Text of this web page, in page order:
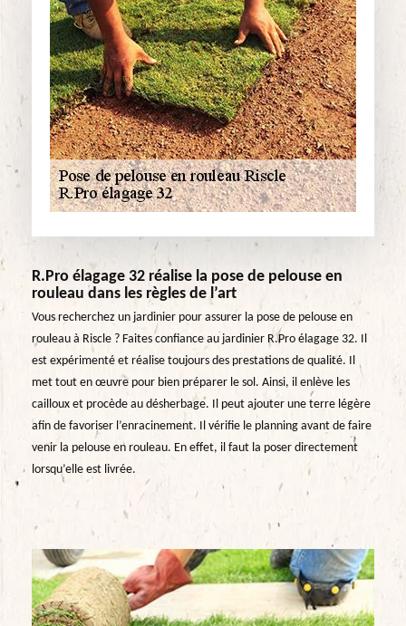
R.Pro élagage 32 réalise la pose de pelouse en
rouleau dans les règles de l’art
Vous recherchez un jardinier pour assurer la pose de pelouse en
rouleau à Riscle ? Faites confiance au jardinier R.Pro élagage 32. Il
est expérimenté et réalise toujours des prestations de qualité. Il
met tout en œuvre pour bien préparer le sol. Ainsi, il enlève les
cailloux et procède au désherbage. Il peut ajouter une terre légère
afin de favoriser l’enracinement. Il vérifie le planning avant de faire
venir la pelouse en rouleau. En effet, il faut la poser directement
lorsqu’elle est livrée.